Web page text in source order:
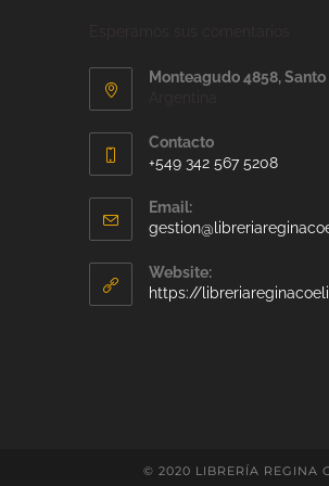
Monteagudo 4858,
Contacto
+549 342 567 5208
Email:
Website:
https://
© 2020 LIBRERÍA REGINA